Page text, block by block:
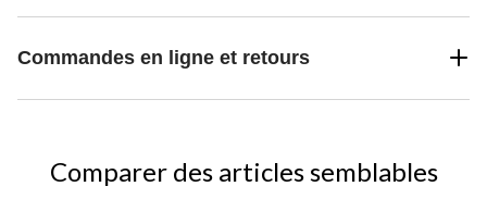
Commandes en ligne et retours
Comparer des articles semblables